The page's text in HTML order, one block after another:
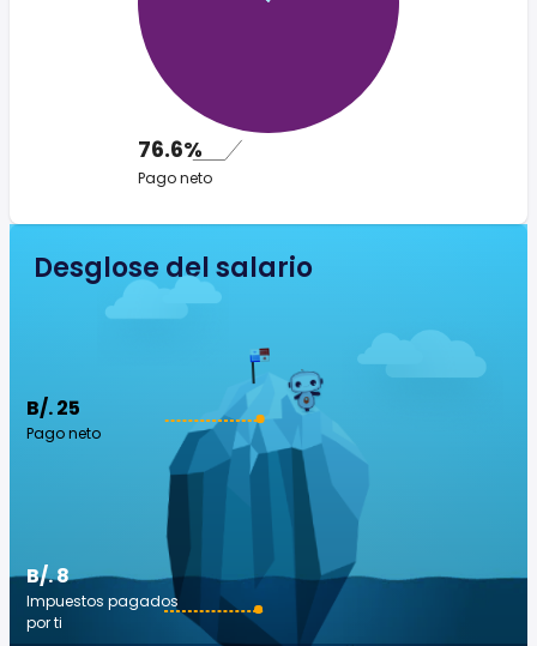
76.6%
Pago neto
Desglose del salario
B/. 25
Pago neto
B/. 8
Impuestos pagados
por ti